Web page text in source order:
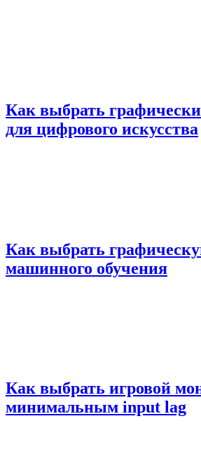
Как выбрать
для цифрового искусства
Как выбрать
машинного обучения
Как выбрать игровой
минимальным input lag